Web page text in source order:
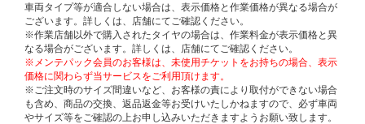
車両タイプ等が適合しない場合は、表示価格と作業価格が異なる場合が
ございます。詳しくは、店舗にてご確認ください。
※作業店舗以外で購入されたタイヤの場合は、作業料金が表示価格と異
なる場合がございます。詳しくは、店舗にてご確認ください。
※メンテパック会員のお客様は、未使用チケットをお持ちの場合、表示
価格に関わらず当サービスをご利用頂けます。
※ご注文時のサイズ間違いなど、お客様の責により取付ができない場合
も含め、商品の交換、返品返金等お受けいたしかねますので、必ず車両
やサイズ等をご確認の上お申し込みいただきますようお願い致します。